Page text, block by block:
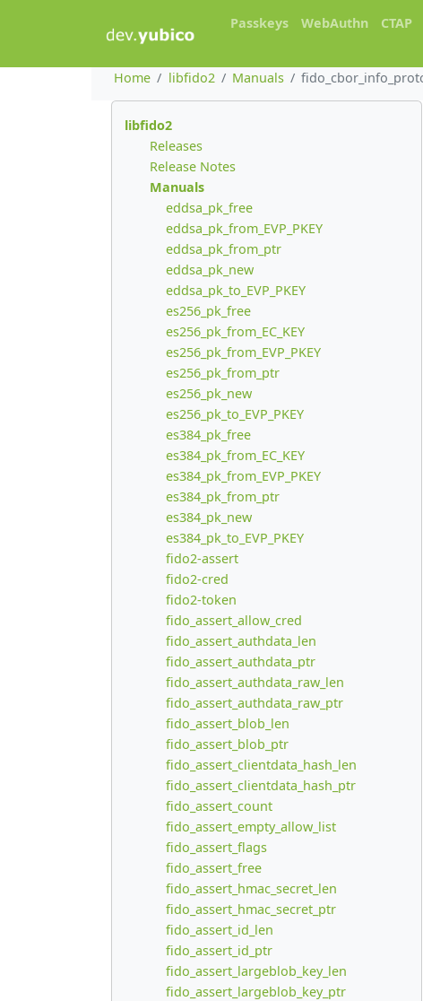
Passkeys WebAuthn CTAP
Home
libfido2 Manuals
libfido2
Releases
Release Notes
Manuals
eddsa_pk_free
eddsa_pk_from_EVP_PKEY
eddsa_pk_from_ptr
eddsa_pk_new
eddsa_pk_to_EVP_PKEY
es256_pk_free
es256_pk_from_EC_KEY
es256_pk_from_EVP_PKEY
es256_pk_from_ptr
es256_pk_new
es256_pk_to_EVP_PKEY
es384_pk_free
es384_pk_from_EC_KEY
es384_pk_from_EVP_PKEY
es384_pk_from_ptr
es384_pk_new
es384_pk_to_EVP_PKEY
fido2-assert
fido2-cred
fido2-token
fido_assert_allow_cred
fido_assert_authdata_len
fido_assert_authdata_ptr
fido_assert_authdata_raw_len
fido_assert_authdata_raw_ptr
fido_assert_blob_len
fido_assert_blob_ptr
fido_assert_clientdata_hash_len
fido_assert_clientdata_hash_ptr
fido_assert_count
fido_assert_empty_allow_list
fido_assert_flags
fido_assert_free
fido_assert_hmac_secret_len
fido_assert_hmac_secret_ptr
fido_assert_id_len
fido_assert_id_ptr
fido_assert_largeblob_key_len
fido_assert_largeblob_key_ptr